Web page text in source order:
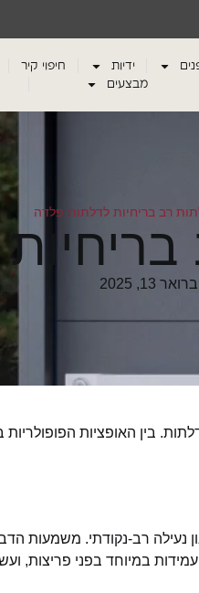
ידיות חיפוי קיר
מבצעים
רב בריחיות לדלתות פלדה
13, 2025
בין האופציות הפופולריות
נעילה רב-נקודתי. משמעות
במיוחד בפני פריצות,